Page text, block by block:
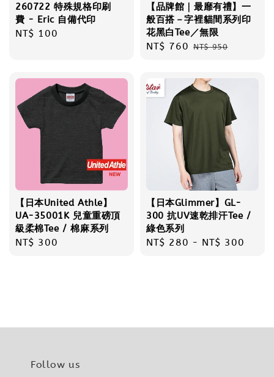
260722 特殊規格印刷
費 - Eric 自備代印
Regular
NT$ 100
【品牌館｜最靡有禮】一
般百搭－字裡貓間系列印
花黑白Tee／無限
Sale
NT$ 760 Regular
NT$ 950
【日本United Athle】
UA-35001K 兒童重磅頂
級柔棉Tee / 棉麻系列
Regular
NT$ 300
【日本Glimmer】GL-
300 抗UV速乾排汗Tee /
綠色系列
Regular
NT$ 280 - NT$ 300
Follow us